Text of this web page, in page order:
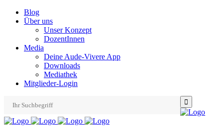
Blog
Über uns
Unser Konzept
DozentInnen
Media
Deine Aude-Vivere App
Downloads
Mediathek
Mitglieder-Login
Search
for: